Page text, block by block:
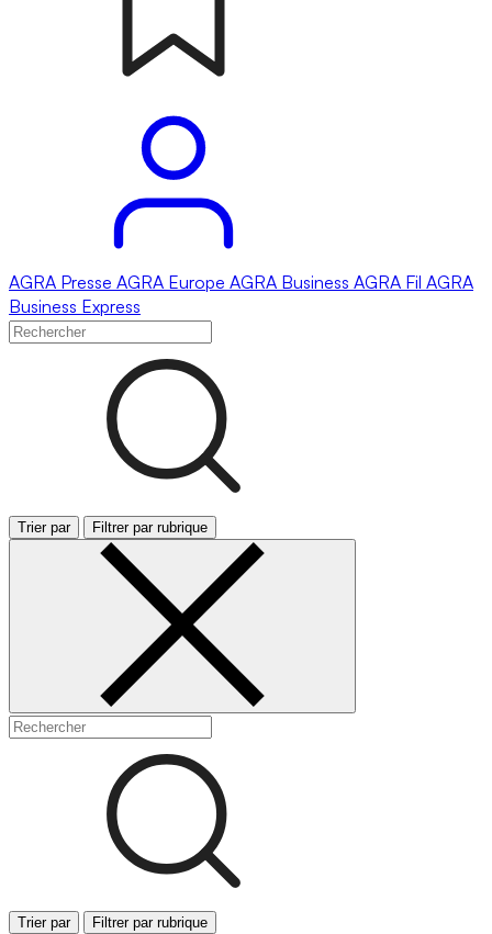
AGRA Presse AGRA Europe AGRA Business AGRA Fil AGRA
Business Express
Trier par Filtrer par rubrique
Trier par Filtrer par rubrique